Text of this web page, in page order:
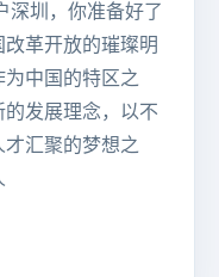
深圳，你准备好了
革开放的璀璨明
中国的特区之
发展理念，以不
汇聚的梦想之